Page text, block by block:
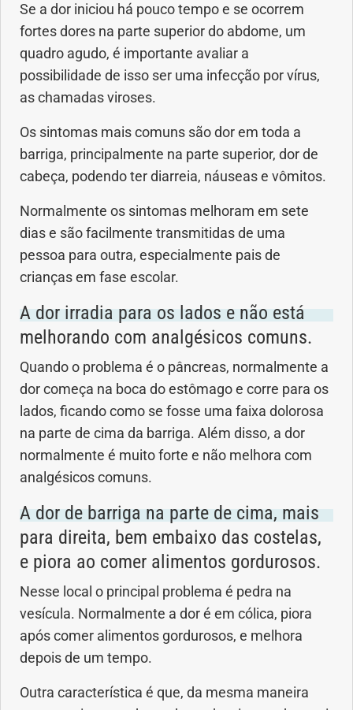
Se a dor iniciou há pouco tempo e se ocorrem
fortes dores na parte superior do abdome, um
quadro agudo, é importante avaliar a
possibilidade de isso ser uma infecção por vírus,
as chamadas viroses.
Os sintomas mais comuns são dor em toda a
barriga, principalmente na parte superior, dor de
cabeça, podendo ter diarreia, náuseas e vômitos.
Normalmente os sintomas melhoram em sete
dias e são facilmente transmitidas de uma
pessoa para outra, especialmente pais de
crianças em fase escolar.
A dor irradia para os lados e não está
melhorando com analgésicos comuns.
Quando o problema é o pâncreas, normalmente a
dor começa na boca do estômago e corre para os
lados, ficando como se fosse uma faixa dolorosa
na parte de cima da barriga. Além disso, a dor
normalmente é muito forte e não melhora com
analgésicos comuns.
A dor de barriga na parte de cima, mais
para direita, bem embaixo das costelas,
e piora ao comer alimentos gordurosos.
Nesse local o principal problema é pedra na
vesícula. Normalmente a dor é em cólica, piora
após comer alimentos gordurosos, e melhora
depois de um tempo.
Outra característica é que, da mesma maneira